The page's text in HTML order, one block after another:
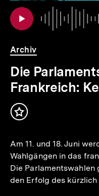
Archiv
Die
Frankreich:
Inhalt
Am 11. und 18. Juni
Wahlgängen in das
Die
den Erfolg des